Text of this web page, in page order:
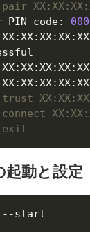
PIN code:
exit
動と設定